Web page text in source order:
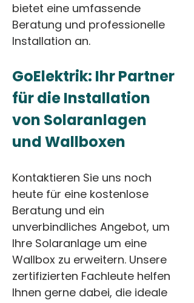
bietet eine umfassende
Beratung und professionelle
Installation an.
GoElektrik: Ihr Partner
für die Installation
von Solaranlagen
und Wallboxen
Kontaktieren Sie uns noch
heute für eine kostenlose
Beratung und ein
unverbindliches Angebot, um
Ihre Solaranlage um eine
Wallbox zu erweitern. Unsere
zertifizierten Fachleute helfen
Ihnen gerne dabei, die ideale